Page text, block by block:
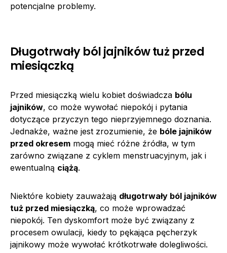
potencjalne problemy.
Długotrwały ból jajników tuż przed
miesiączką
Przed miesiączką wielu kobiet doświadcza bólu
jajników, co może wywołać niepokój i pytania
dotyczące przyczyn tego nieprzyjemnego doznania.
Jednakże, ważne jest zrozumienie, że bóle jajników
przed okresem mogą mieć różne źródła, w tym
zarówno związane z cyklem menstruacyjnym, jak i
ewentualną ciążą.
Niektóre kobiety zauważają długotrwały ból jajników
tuż przed miesiączką, co może wprowadzać
niepokój. Ten dyskomfort może być związany z
procesem owulacji, kiedy to pękająca pęcherzyk
jajnikowy może wywołać krótkotrwałe dolegliwości.